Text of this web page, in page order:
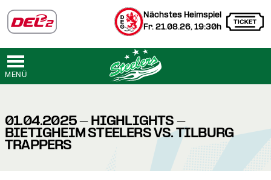
Nächstes Heimspiel
Fr. 21.08.26, 19:30h
MENÜ
01.04.2025 - HIGHLIGHTS -
BIETIGHEIM STEELERS VS. TILBURG
TRAPPERS